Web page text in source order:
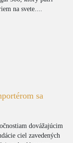
na svete....
sa
dovážajúcim
ciel zavedených